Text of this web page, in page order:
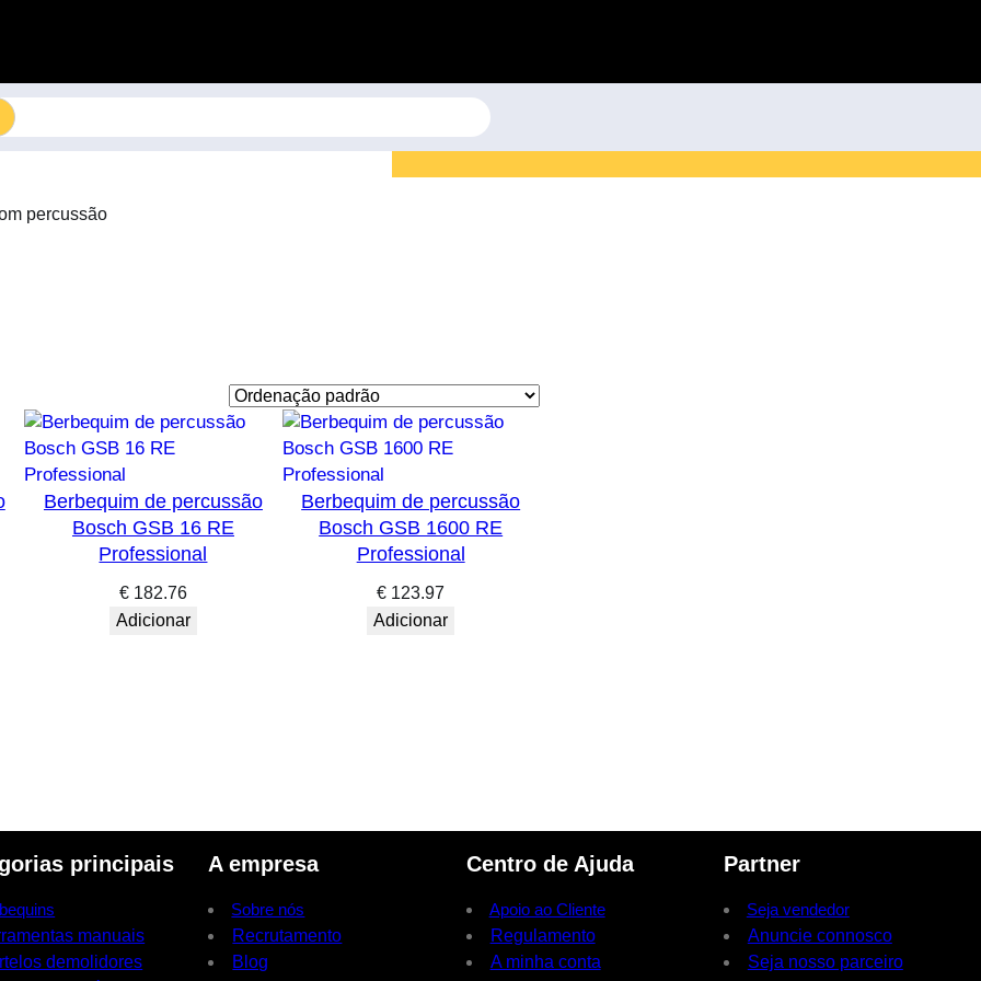
percussão
Berbequim de percussão
Bosch GSB 16 RE
Professional
€182.76
Adicionar
Berbequim de percussão
Bosch GSB 1600 RE
Professional
€ 123.97
Adicionar
principais
manuais
demolidores
A empresa
Sobre nós
Recrutamento
Blog
Centro de Ajuda
Apoio ao Cliente
Regulamento
A minha conta
Partner
Seja vendedor
Anuncie connosco
Seja nosso parceiro